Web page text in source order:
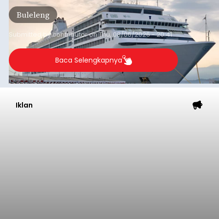
Tonnage (GT), atau tumbuh 12,4 persen
dibandingkan periode yang sama tahun lalu
yang tercatat sebesar 1,32 juta GT.
Buleleng
Submitted bycontributoronThu, 08/06/2026 - 20:41
Baca Selengkapnya
Iklan